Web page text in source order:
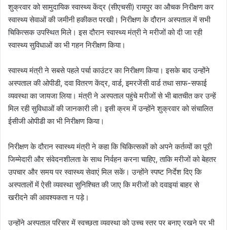
शुक्रवार को सामुदायिक स्वास्थ्य केंद्र (सीएचसी) रायपुर का औचक निरीक्षण कर
स्वास्थ्य सेवाओं की जमीनी हकीकत परखी। निरीक्षण के दौरान अस्पताल में सभी
चिकित्सक उपस्थित मिले। इस दौरान स्वास्थ्य मंत्री ने मरीजों को दी जा रही
स्वास्थ्य सुविधाओं का भी गहन निरीक्षण किया।
स्वास्थ्य मंत्री ने सबसे पहले पर्चा काउंटर का निरीक्षण किया। इसके बाद उन्होंने
अस्पताल की ओपीडी, दवा वितरण केंद्र, वार्ड, इमरजेंसी वार्ड तथा साफ-सफाई
व्यवस्था का जायजा लिया। मंत्री ने अस्पताल पहुंचे मरीजों से भी बातचीत कर उन्हें
मिल रही सुविधाओं की जानकारी ली। इसी क्रम में उन्होंने शुक्रवार को संचालित
ईसीजी ओपीडी का भी निरीक्षण किया।
निरीक्षण के दौरान स्वास्थ्य मंत्री ने कहा कि चिकित्सकों को अपने कर्तव्यों का पूरी
जिम्मेदारी और संवेदनशीलता के साथ निर्वहन करना चाहिए, ताकि मरीजों को बेहतर
उपचार और समय पर स्वास्थ्य सेवाएं मिल सकें। उन्होंने स्पष्ट निर्देश दिए कि
अस्पतालों में ऐसी व्यवस्था सुनिश्चित की जाए कि मरीजों को दवाइयां बाहर से
खरीदने की आवश्यकता न पड़े।
उन्होंने अस्पताल परिसर में स्वच्छता व्यवस्था को उच्च स्तर पर बनाए रखने पर भी